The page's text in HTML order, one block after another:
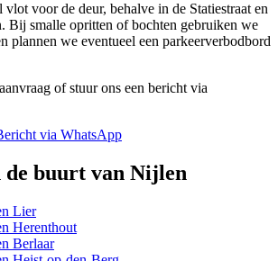
vlot voor de deur, behalve in de Statiestraat en
Bij smalle opritten of bochten gebruiken we
plannen we eventueel een parkeerverbodbord
of stuur ons een bericht via
via WhatsApp
buurt van Nijlen
Lier
Herenthout
Berlaar